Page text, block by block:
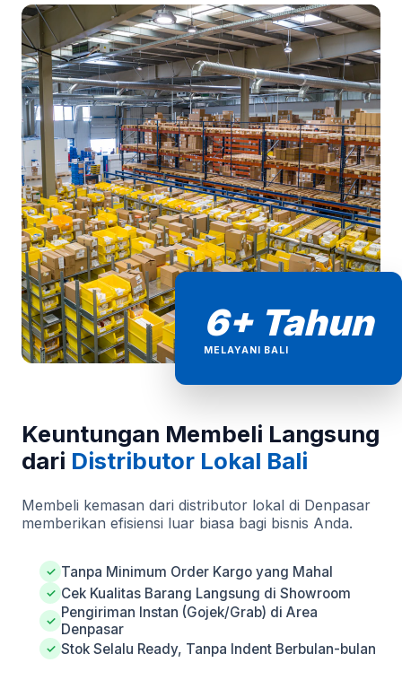
6+ Tahun
MELAYANI BALI
Keuntungan Membeli Langsung
dari Distributor Lokal Bali
Membeli kemasan dari distributor lokal di Denpasar
memberikan efisiensi luar biasa bagi bisnis Anda.
✓ Tanpa Minimum Order Kargo yang Mahal
✓ Cek Kualitas Barang Langsung di Showroom
✓ Pengiriman Instan (Gojek/Grab) di Area
Denpasar
✓ Stok Selalu Ready, Tanpa Indent Berbulan-bulan